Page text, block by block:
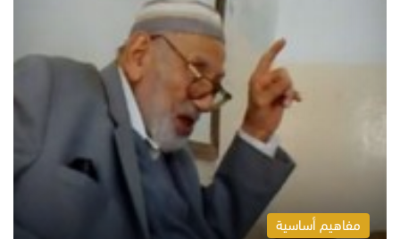
مفاهيم أساسية